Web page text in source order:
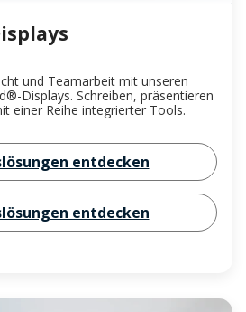
und Teamarbeit mit unseren
Displays. Schreiben, präsentieren
einer Reihe integrierter Tools.
entdecken
entdecken